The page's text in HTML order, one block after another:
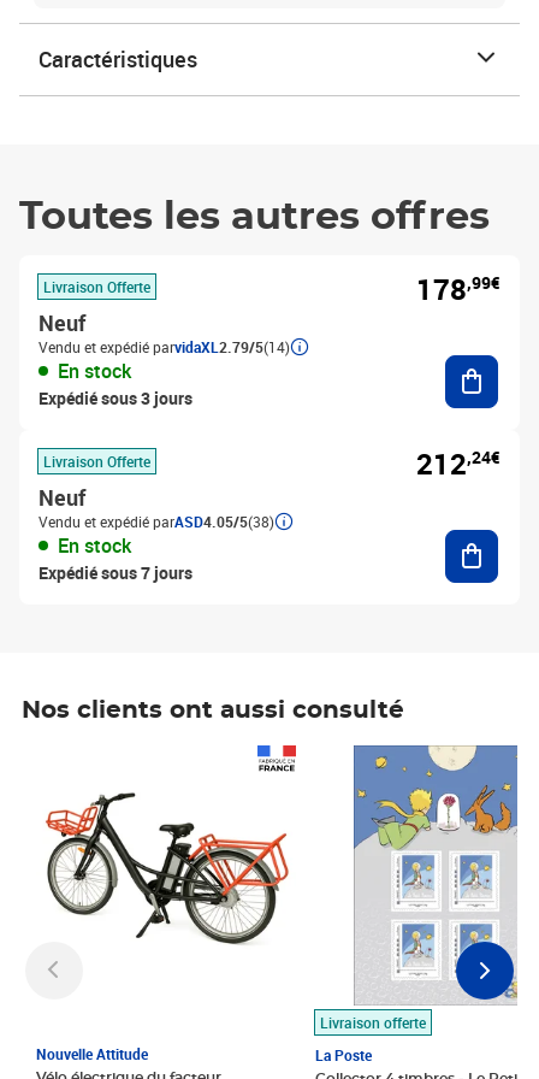
Caractéristiques
Toutes les autres offres
Livraison Offerte
Neuf
Vendu et expédié parvidaXL 2.79/5(14)
En stock
Expédié sous 3 jours
178,99€
Livraison Offerte
Neuf
Vendu et expédié parASD4.05/5(38)
En stock
Expédié sous 7 jours
212,24€
Nos clients ont aussi consulté
Nouvelle Attitude
Livraison offerte
La Poste
Prix 7,50€